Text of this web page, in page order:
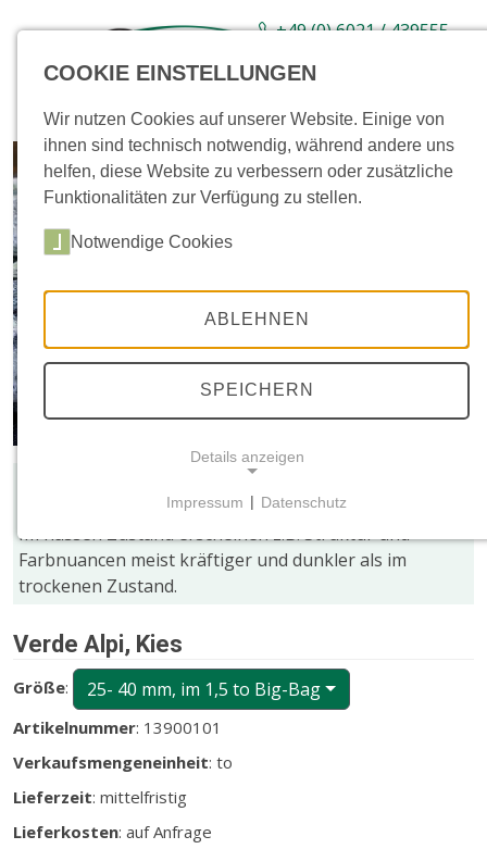
+49 (0) 6021 / 439555-
Sortiment Neuware Aktionsartikel
Farb- und Größenabweichungen gegenüber den
Bildern stellen keinen Mangel dar!
Im nassen Zustand erscheinen z.B. Struktur und
Farbnuancen meist kräftiger und dunkler als im
trockenen Zustand.
Verde Alpi, Kies
Größe: 25- 40 mm, im 1,5 to Big-Bag
Artikelnummer: 13900101
Verkaufsmengeneinheit: to
Lieferzeit: mittelfristig
Lieferkosten: auf Anfrage
COOKIE EINSTELLUNGEN
Wir nutzen Cookies auf unserer Website. Einige von
ihnen sind technisch notwendig, während andere uns
helfen, diese Website zu verbessern oder zusätzliche
Funktionalitäten zur Verfügung zu stellen.
Notwendige Cookies
ABLEHNEN
SPEICHERN
Details anzeigen
Notwendige Cookies ermöglichen grundlegende
Funktionen und sind für die einwandfreie Funktion
CMS (Content Management System)
TYPO3
Name:
Zweck:
Wird für die unverwechselbare Identifizierung eines
Anwenders gesetzt. Es bietet dem Anwender
Impressum | Datenschutz